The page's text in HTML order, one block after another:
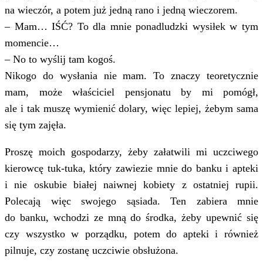
na wieczór, a potem już jedną rano i jedną wieczorem.
– Mam… IŚĆ? To dla mnie ponadludzki wysiłek w tym
momencie…
– No to wyślij tam kogoś.
Nikogo do wysłania nie mam. To znaczy teoretycznie
mam, może właściciel pensjonatu by mi pomógł,
ale i tak muszę wymienić dolary, więc lepiej, żebym sama
się tym zajęła.
Proszę moich gospodarzy, żeby załatwili mi uczciwego
kierowcę tuk-tuka, który zawiezie mnie do banku i apteki
i nie oskubie białej naiwnej kobiety z ostatniej rupii.
Polecają więc swojego sąsiada. Ten zabiera mnie
do banku, wchodzi ze mną do środka, żeby upewnić się
czy wszystko w porządku, potem do apteki i również
pilnuje, czy zostanę uczciwie obsłużona.